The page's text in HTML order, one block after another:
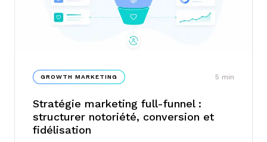
GROWTH MARKETING 5 min
Stratégie marketing full-funnel :
structurer notoriété, conversion et
fidélisation